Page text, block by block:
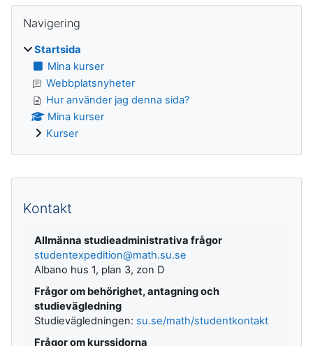
Block
Navigering
Startsida
Mina kurser
Webbplatsnyheter
Hur använder jag denna sida?
Mina kurser
Kurser
Kompletterande block
Kontakt
Allmänna studieadministrativa frågor
studentexpedition@math.su.se
Albano hus 1, plan 3, zon D
Frågor om behörighet, antagning och
studievägledning
Studievägledningen: su.se/math/studentkontakt
Frågor om kurssidorna